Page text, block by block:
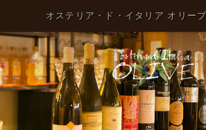
オステリア・ド・イタリア オリー